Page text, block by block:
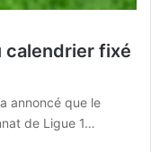
calendrier fixé
annoncé que le
de Ligue 1…